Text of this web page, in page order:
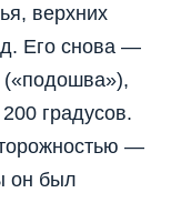
верхних
д. Его снова —
(«подошва»),
градусов.
—
он был